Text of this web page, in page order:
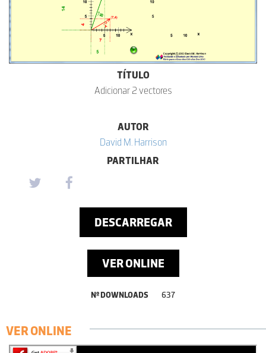
TÍTULO
Adicionar 2 vectores
AUTOR
David M. Harrison
PARTILHAR
DESCARREGAR
VER ONLINE
Nº DOWNLOADS 637
VER ONLINE